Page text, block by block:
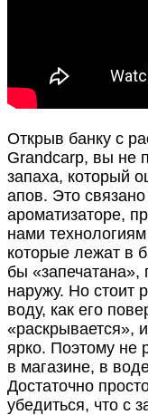
Открыв банку с
Grandcarp, вы не
запаха, который
апов. Это
ароматизаторе,
нами
которые лежат в
бы «запечатана»,
наружу. Но стоит
воду, как его
«раскрывается»,
ярко. Поэтому не
в магазине, в
Достаточно
убедиться, что с